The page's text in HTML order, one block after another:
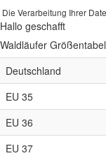
Die Verarbeitung Ihrer
Hallo geschafft
Waldläufer
Deutschland
EU 35
EU 36
EU 37